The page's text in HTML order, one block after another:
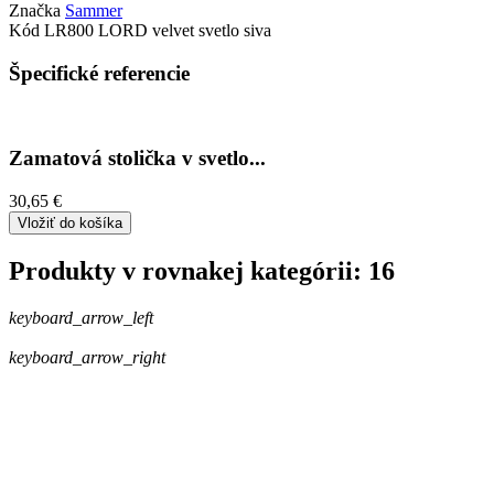
Značka Sammer
Kód LR800 LORD velvet svetlo siva
Špecifické referencie
Zamatová stolička v svetlo...
30,65 €
Vložiť do košíka
Produkty v rovnakej kategórii: 16
keyboard_arrow_left
keyboard_arrow_right